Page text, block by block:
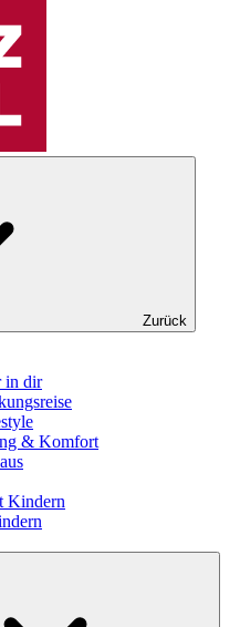
Zurück
in dir
& Komfort
Kindern